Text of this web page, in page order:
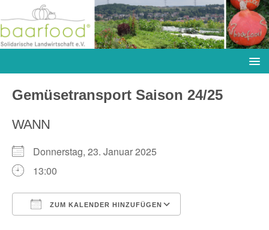
Gemüsetransport Saison 24/25
WANN
Donnerstag, 23. Januar 2025
13:00
ZUM KALENDER HINZUFÜGEN